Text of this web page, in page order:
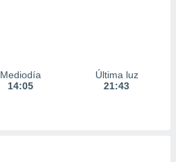
Mediodía
14:05
Última luz
21:43